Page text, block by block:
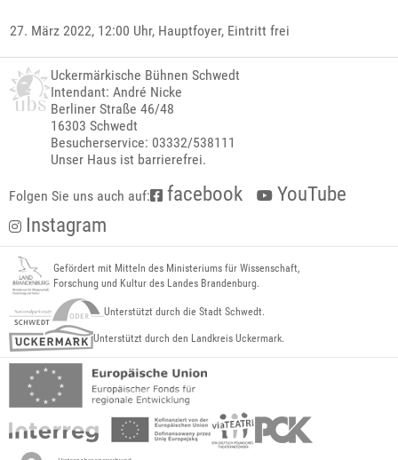
27. März 2022, 12:00 Uhr, Hauptfoyer, Eintritt frei
Uckermärkische Bühnen Schwedt
Intendant: André Nicke
Berliner Straße 46/48
16303 Schwedt
Besucherservice: 03332/538111
Unser Haus ist barrierefrei.
Folgen Sie uns auch auf: facebook
YouTube
Instagram
Gefördert mit Mitteln des Ministeriums für Wissenschaft,
Forschung und Kultur des Landes Brandenburg.
Unterstützt durch die Stadt Schwedt.
Unterstützt durch den Landkreis Uckermark.